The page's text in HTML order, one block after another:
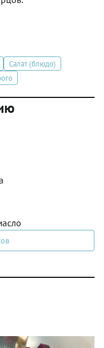
Салат (блюдо)